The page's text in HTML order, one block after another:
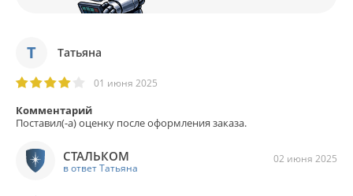
Т Татьяна
01 июня 2025
Комментарий
Поставил(-а) оценку после оформления заказа.
02 июня 2025
СТАЛЬКОМ
в ответ Татьяна